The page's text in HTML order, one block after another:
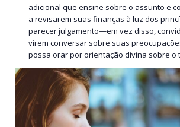
adicional que ensine sobre o assunto e
a revisarem suas finanças à luz dos
parecer julgamento—em vez disso,
virem conversar sobre suas
possa orar por orientação divina sobre o